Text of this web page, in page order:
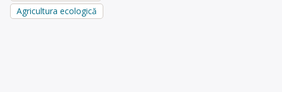
Agricultura ecologică